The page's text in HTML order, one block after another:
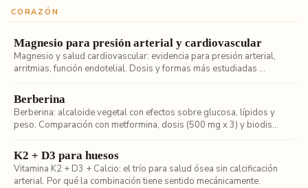
CORAZÓN
Magnesio para presión arterial y cardiovascular
Magnesio y salud cardiovascular: evidencia para presión arterial,
arritmias, función endotelial. Dosis y formas más estudiadas ...
Berberina
Berberina: alcaloide vegetal con efectos sobre glucosa, lípidos y
peso. Comparación con metformina, dosis (500 mg x 3) y biodis...
K2 + D3 para huesos
Vitamina K2 + D3 + Calcio: el trío para salud ósea sin calcificación
arterial. Por qué la combinación tiene sentido mecánicamente.